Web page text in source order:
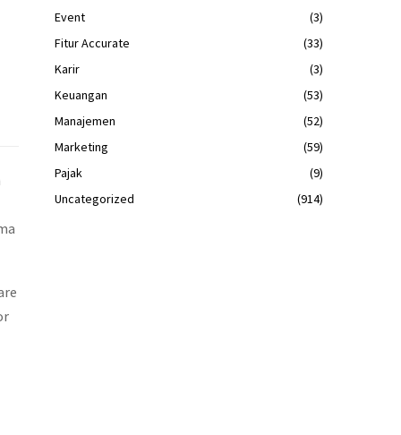
Event
(3)
Fitur Accurate
(33)
Karir
(3)
Keuangan
(53)
Manajemen
(52)
Marketing
(59)
Pajak
(9)
Uncategorized
(914)